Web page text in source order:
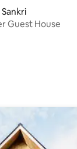
Guest House